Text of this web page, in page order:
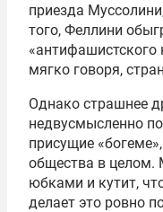
приезда
того, Феллини
«антифашистского
мягко говоря,
Однако страшнее
недвусмысленно
присущие
общества в целом.
юбками и кутит,
делает это ровно